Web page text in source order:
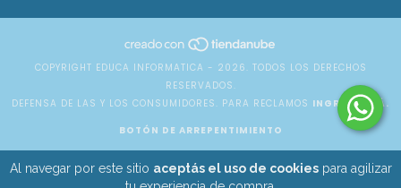
Al navegar por este sitio aceptás el uso de cookiespara agilizar
COPYRIGHT EDUCA INFORMATICA - 2026. TODOS LOS DERECHOS
RESERVADOS.
DEFENSA DE LAS Y LOS CONSUMIDORES. PARA RECLAMOS INGRESÁ ACÁ.
BOTÓN DE ARREPENTIMIENTO